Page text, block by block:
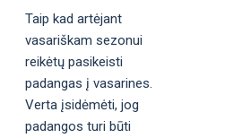
Taip kad artėjant
vasariškam sezonui
reikėtų pasikeisti
padangas į vasarines.
Verta įsidėmėti, jog
padangos turi būti